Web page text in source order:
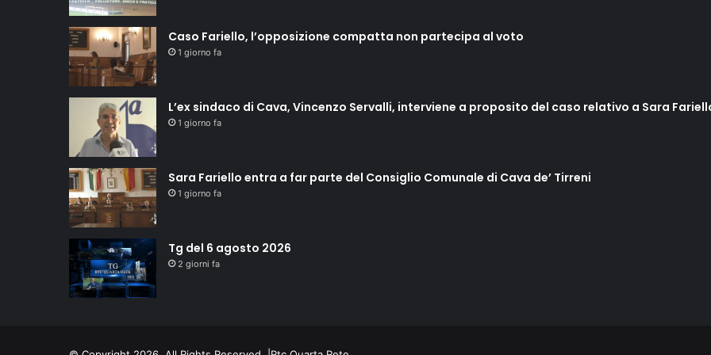
Caso Fariello, l’opposizione compatta non partecipa al voto
1 giorno fa
L’ex sindaco di Cava, Vincenzo Servalli, interviene a proposito del caso relativo a Sara
1 giorno fa
Sara Fariello entra a far parte del Consiglio Comunale di Cava de’ Tirreni
1 giorno fa
Tg del 6 agosto 2026
2 giorni fa